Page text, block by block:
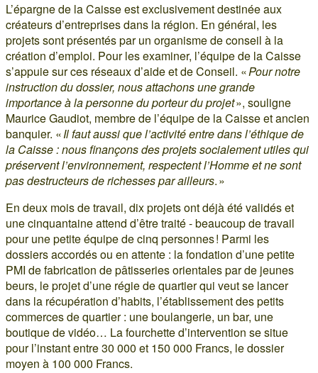
L’épargne de la Caisse est exclusivement destinée aux
créateurs d’entreprises dans la région. En général, les
projets sont présentés par un organisme de conseil à la
création d’emploi. Pour les examiner, l’équipe de la Caisse
s’appuie sur ces réseaux d’aide et de Conseil. «Pour notre
instruction du dossier, nous attachons une grande
importance à la personne du porteur du projet», souligne
Maurice Gaudiot, membre de l’équipe de la Caisse et ancien
banquier. «Il faut aussi que l’activité entre dans l’éthique de
la Caisse : nous finançons des projets socialement utiles qui
préservent l’environnement, respectent l’Homme et ne sont
pas destructeurs de richesses par ailleurs. »
En deux mois de travail, dix projets ont déjà été validés et
une cinquantaine attend d’être traité - beaucoup de travail
pour une petite équipe de cinq personnes ! Parmi les
dossiers accordés ou en attente : la fondation d’une petite
PMI de fabrication de pâtisseries orientales par de jeunes
beurs, le projet d’une régie de quartier qui veut se lancer
dans la récupération d’habits, l’établissement des petits
commerces de quartier : une boulangerie, un bar, une
boutique de vidéo… La fourchette d’intervention se situe
pour l’instant entre 30 000 et 150 000 Francs, le dossier
moyen à 100 000 Francs.